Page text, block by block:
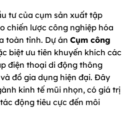
tư của cụm sản xuất tập
chiến lược công nghiệp hóa
toàn tỉnh. Dự án Cụm công
biệt ưu tiên khuyến khích các
điện thoại di động thông
đồ gia dụng hiện đại. Đây
kinh tế mũi nhọn, có giá trị
động tiêu cực đến môi